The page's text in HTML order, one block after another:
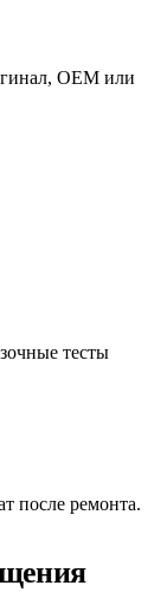
OEM или
тесты
после ремонта.